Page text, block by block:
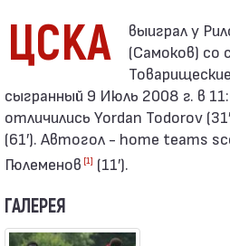
ЦСКА
(Самоков) со
сыгранный 9 Июль 2008 г. в
отличились Yordan Todorov
(61′). Автогол - home teams
Гюлеменов [1] (11′).
ГАЛЕРЕЯ